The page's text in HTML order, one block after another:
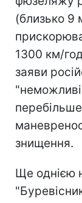
(близько 9
1300 км/
заяви
знищення.
Ще однією